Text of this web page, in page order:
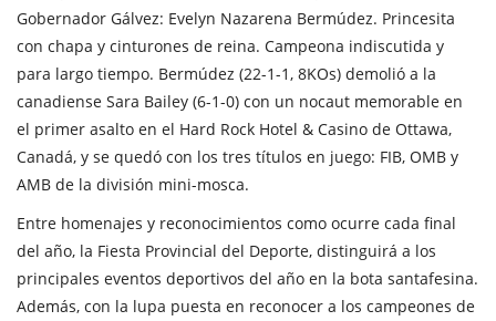
Gobernador Gálvez: Evelyn Nazarena Bermúdez. Princesita
con chapa y cinturones de reina. Campeona indiscutida y
para largo tiempo. Bermúdez (22-1-1, 8KOs) demolió a la
canadiense Sara Bailey (6-1-0) con un nocaut memorable en
el primer asalto en el Hard Rock Hotel & Casino de Ottawa,
Canadá, y se quedó con los tres títulos en juego: FIB, OMB y
AMB de la división mini-mosca.
Entre homenajes y reconocimientos como ocurre cada final
del año, la Fiesta Provincial del Deporte, distinguirá a los
principales eventos deportivos del año en la bota santafesina.
Además, con la lupa puesta en reconocer a los campeones de